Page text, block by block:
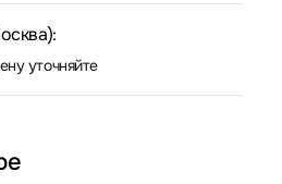
уточняйте